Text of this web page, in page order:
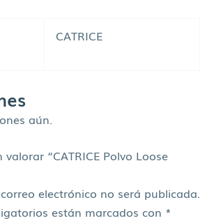
CATRICE
aún.
“CATRICE Polvo Loose
electrónico no será publicada.
están marcados con *